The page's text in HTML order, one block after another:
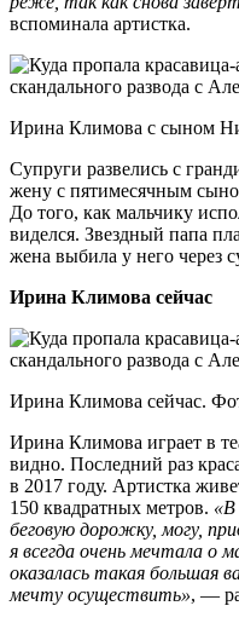
вспоминала артистка.
Ирина Климова с сыном
Супруги развелись с
жену с пятимесячным
До того, как мальчику
виделся. Звездный папа
жена выбила у него через
Ирина Климова сейчас
Ирина Климова сейчас.
Ирина Климова играет в
видно. Последний раз
в 2017 году. Артистка
150 квадратных метров. «В
беговую дорожку, могу,
я всегда очень мечтала о
оказалась такая большая
мечту осуществить», —